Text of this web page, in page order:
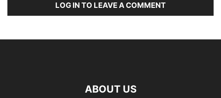
LOG IN TO LEAVE A COMMENT
ABOUT US